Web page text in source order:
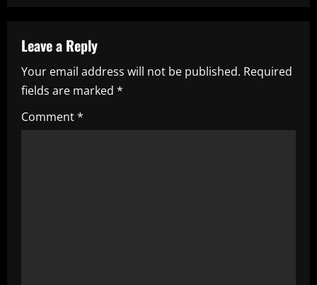
v
i
g
a
Leave a Reply
Your email address will not be published. Required
fields are marked *
Comment*